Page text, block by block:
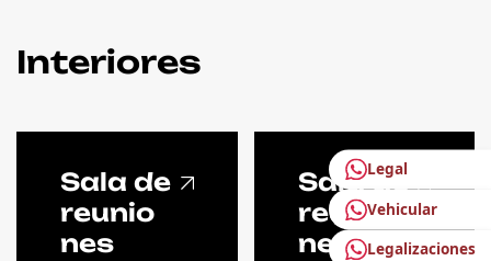
Interiores
Sala de
reunio
nes
Sala de
reunio
nes
Legal
Vehicular
Legalizaciones